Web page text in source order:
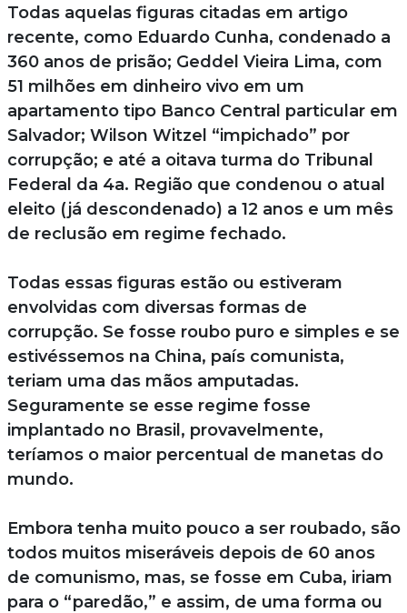
Todas aquelas figuras citadas em artigo
recente, como Eduardo Cunha, condenado a
360 anos de prisão; Geddel Vieira Lima, com
51 milhões em dinheiro vivo em um
apartamento tipo Banco Central particular em
Salvador; Wilson Witzel “impichado” por
corrupção; e até a oitava turma do Tribunal
Federal da 4a. Região que condenou o atual
eleito (já descondenado) a 12 anos e um mês
de reclusão em regime fechado.
Todas essas figuras estão ou estiveram
envolvidas com diversas formas de
corrupção. Se fosse roubo puro e simples e se
estivéssemos na China, país comunista,
teriam uma das mãos amputadas.
Seguramente se esse regime fosse
implantado no Brasil, provavelmente,
teríamos o maior percentual de manetas do
mundo.
Embora tenha muito pouco a ser roubado, são
todos muitos miseráveis depois de 60 anos
de comunismo, mas, se fosse em Cuba, iriam
para o “paredão,” e assim, de uma forma ou